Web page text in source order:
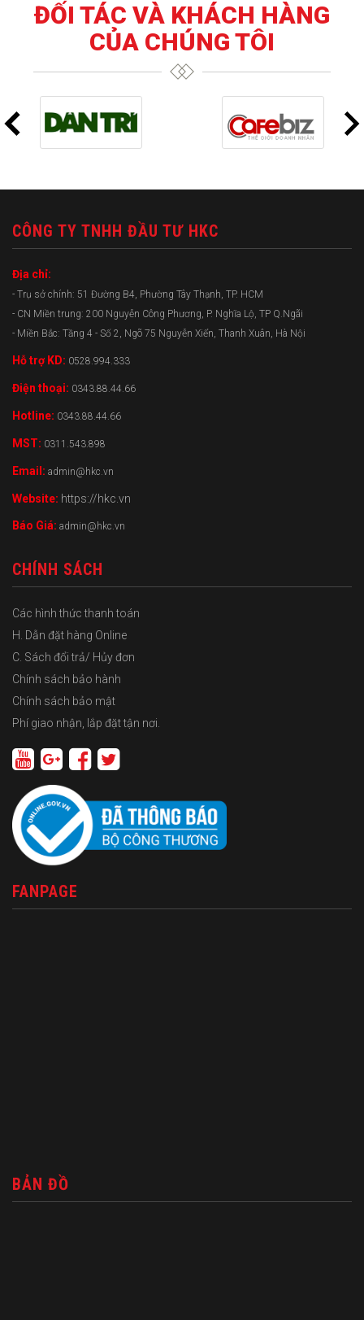
ĐỐI TÁC VÀ KHÁCH HÀNG
CỦA CHÚNG TÔI
CÔNG TY TNHH ĐẦU TƯ HKC
Địa chỉ:
- Trụ sở chính: 51 Đường B4, Phường Tây Thạnh, TP. HCM
- CN Miền trung: 200 Nguyễn Công Phương, P. Nghĩa Lộ, TP Q.Ngãi
- Miền Bắc: Tầng 4 - Số 2, Ngõ 75 Nguyễn Xiển, Thanh Xuân, Hà Nội
Hỗ trợ KD: 0528.994.333
Điện thoại: 0343.88.44.66
Hotline: 0343.88.44.66
MST: 0311.543.898
Email: admin@hkc.vn
Website: https://hkc.vn
Báo Giá: admin@hkc.vn
CHÍNH SÁCH
Các hình thức thanh toán
H. Dẫn đặt hàng Online
C. Sách đổi trả/ Hủy đơn
Chính sách bảo hành
Chính sách bảo mật
Phí giao nhận, lắp đặt tận nơi.
FANPAGE
BẢN ĐỒ